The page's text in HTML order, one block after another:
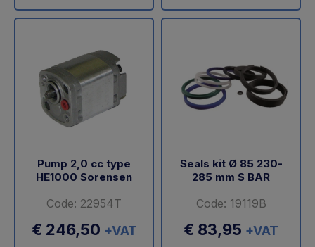
Pump 2,0 cc type
HE1000 Sorensen
Code: 22954T
€ 246,50 +VAT
Seals kit Ø 85 230-
285 mm S BAR
Code: 19119B
€ 83,95 +VAT